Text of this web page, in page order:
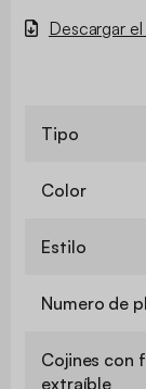
Descargar
Tipo
Color
Estilo
Numero de
Cojines con
extraíble